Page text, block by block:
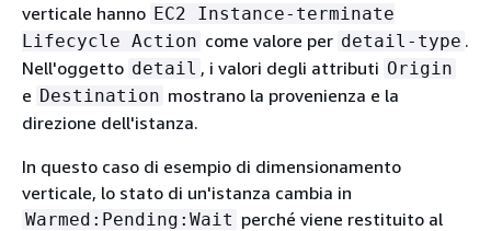
verticale hanno EC2 Instance-terminate
Lifecycle Action come valore per detail-type .
Nell'oggetto detail , i valori degli attributi Origin
e Destination mostrano la provenienza e la
direzione dell'istanza.
In questo caso di esempio di dimensionamento
verticale, lo stato di un'istanza cambia in
Warmed:Pending:Wait perché viene restituito al